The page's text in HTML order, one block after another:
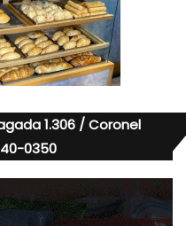
1.306 / Coronel
40-0350